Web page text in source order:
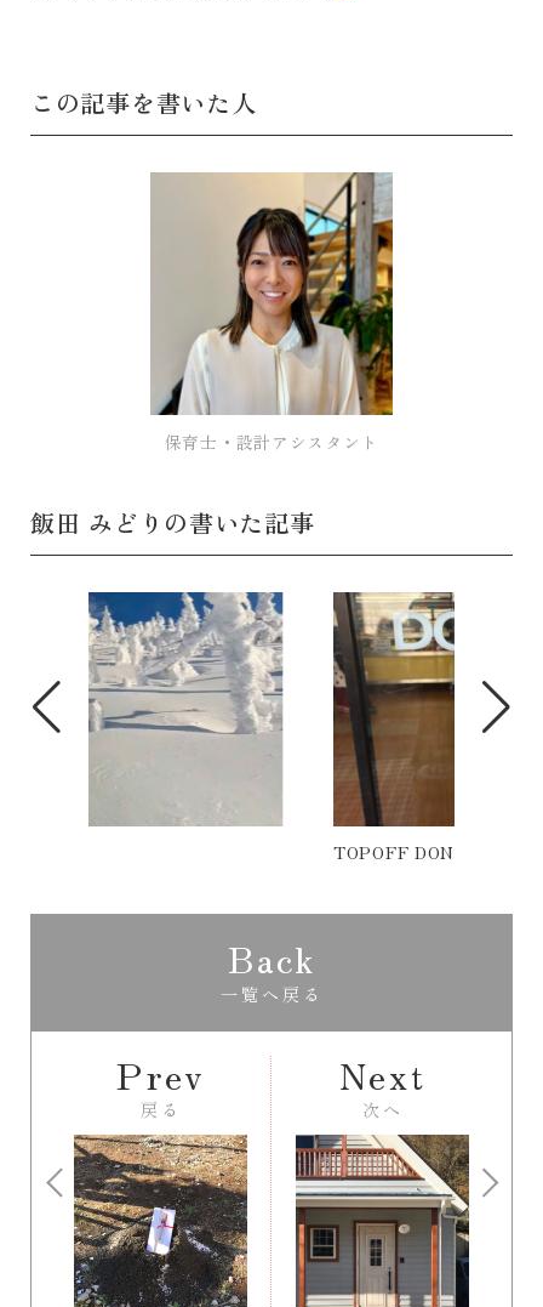
この記事を書いた人
保育士・設計アシスタント
飯田 みどりの書いた記事
Prev
戻る
Back
一覧へ戻る
Next
次へ